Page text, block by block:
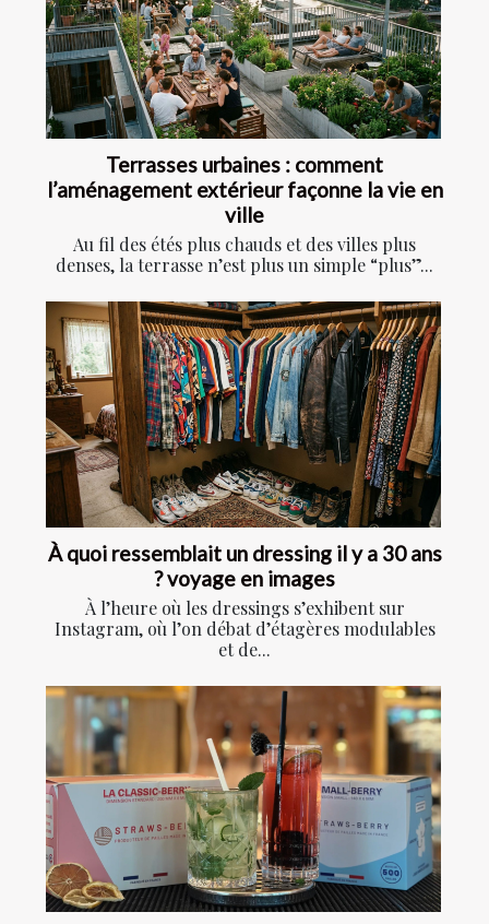
Terrasses urbaines : comment
l’aménagement extérieur façonne la vie en
ville
Au fil des étés plus chauds et des villes plus
denses, la terrasse n’est plus un simple “plus”...
À quoi ressemblait un dressing il y a 30 ans
? voyage en images
À l’heure où les dressings s’exhibent sur
Instagram, où l’on débat d’étagères modulables
et de...